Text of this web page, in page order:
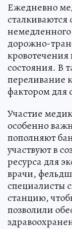
Ежедневно
дорожно-
состояния. В
переливание
фактором для
Участие
особенно
пополняют
участвуют в
ресурса для
врачи,
специалисты
станцию,
позволили